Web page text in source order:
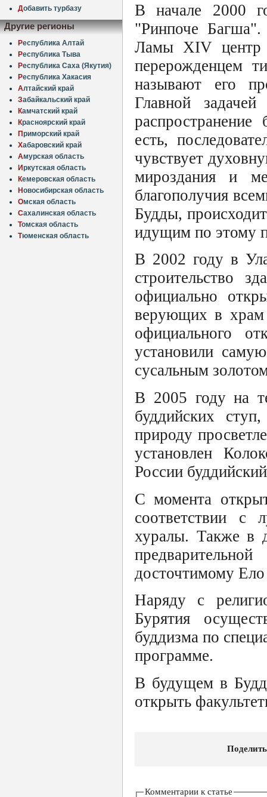
Добавить турбазу
Другие регионы
Республика Алтай
Республика Тыва
Республика Саха (Якутия)
Республика Хакасия
Алтайский край
Забайкальский край
Камчатский край
Красноярский край
Приморский край
Хабаровский край
Амурская область
Иркутская область
Кемеровская область
Новосибирская область
Омская область
Сахалинская область
Томская область
Тюменская область
В начале 2000
"Ринпоче Багша".
Ламы XIV центр
перерожденцем
называют его
Главной
распространение
есть,
чувствует
мироздания и
благополучия
Будды,
идущим по этому
В 2002 году в
строительство
официально
верующих в храм
официального
установили
сусальным
В 2005 году на
буддийских
природу
установлен
России
С момента
соответствии с
хуралы. Также в
досточтимому
Наряду с
Бурятия
буддизма по
программе.
В будущем в
открыть
Комментарии к статье